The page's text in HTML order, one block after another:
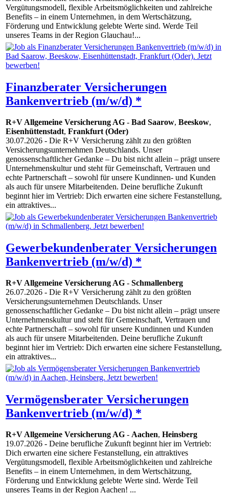
Vergütungsmodell, flexible Arbeitsmöglichkeiten und zahlreiche
Benefits – in einem Unternehmen, in dem Wertschätzung,
Förderung und Entwicklung gelebte Werte sind. Werde Teil
unseres Teams in der Region Glauchau!...
Finanzberater Versicherungen
Bankenvertrieb (m/w/d) *
R+V Allgemeine Versicherung AG - Bad Saarow, Beeskow,
Eisenhüttenstadt, Frankfurt (Oder)
30.07.2026 - Die R+V Versicherung zählt zu den größten
Versicherungsunternehmen Deutschlands. Unser
genossenschaftlicher Gedanke – Du bist nicht allein – prägt unsere
Unternehmenskultur und steht für Gemeinschaft, Vertrauen und
echte Partnerschaft – sowohl für unsere Kundinnen- und Kunden
als auch für unsere Mitarbeitenden. Deine berufliche Zukunft
beginnt hier im Vertrieb: Dich erwarten eine sichere Festanstellung,
ein attraktives...
Gewerbekundenberater Versicherungen
Bankenvertrieb (m/w/d) *
R+V Allgemeine Versicherung AG - Schmallenberg
26.07.2026 - Die R+V Versicherung zählt zu den größten
Versicherungsunternehmen Deutschlands. Unser
genossenschaftlicher Gedanke – Du bist nicht allein – prägt unsere
Unternehmenskultur und steht für Gemeinschaft, Vertrauen und
echte Partnerschaft – sowohl für unsere Kundinnen und Kunden
als auch für unsere Mitarbeitenden. Deine berufliche Zukunft
beginnt hier im Vertrieb: Dich erwarten eine sichere Festanstellung,
ein attraktives...
Vermögensberater Versicherungen
Bankenvertrieb (m/w/d) *
R+V Allgemeine Versicherung AG - Aachen, Heinsberg
19.07.2026 - Deine berufliche Zukunft beginnt hier im Vertrieb:
Dich erwarten eine sichere Festanstellung, ein attraktives
Vergütungsmodell, flexible Arbeitsmöglichkeiten und zahlreiche
Benefits – in einem Unternehmen, in dem Wertschätzung,
Förderung und Entwicklung gelebte Werte sind. Werde Teil
unseres Teams in der Region Aachen! ...